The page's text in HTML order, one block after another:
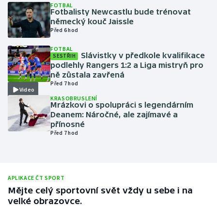
Lezení
Lyže a snowboard
Moderní pětiboj
Motorsport
Olympijské hry
Parasport
Plážový volejbal
Ragby
FOTBAL
Fotbalisty Newcastlu bude trénovat
německý kouč Jaissle
Před 6 hod
Video
FOTBAL
SESTŘIH
Slávistky v předkole kvalifikace
podlehly Rangers 1:2 a Liga mistryň pro
ně zůstala zavřená
Před 7 hod
KRASOBRUSLENÍ
Mrázkovi o spolupráci s legendárním
Deanem: Náročné, ale zajímavé a
přínosné
Před 7 hod
APLIKACE ČT SPORT
Mějte celý sportovní svět vždy u sebe i na
velké obrazovce.